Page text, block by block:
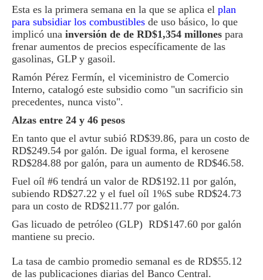
Esta es la primera semana en la que se aplica el plan
para subsidiar los combustibles de uso básico, lo que
implicó una inversión de de RD$1,354 millones para
frenar aumentos de precios específicamente de las
gasolinas, GLP y gasoil.
Ramón Pérez Fermín, el viceministro de Comercio
Interno, catalogó este subsidio como "un sacrificio sin
precedentes, nunca visto".
Alzas entre 24 y 46 pesos
En tanto que el avtur subió RD$39.86, para un costo de
RD$249.54 por galón. De igual forma, el kerosene
RD$284.88 por galón, para un aumento de RD$46.58.
Fuel oíl #6 tendrá un valor de RD$192.11 por galón,
subiendo RD$27.22 y el fuel oíl 1%S sube RD$24.73
para un costo de RD$211.77 por galón.
Gas licuado de petróleo (GLP) RD$147.60 por galón
mantiene su precio.
La tasa de cambio promedio semanal es de RD$55.12
de las publicaciones diarias del Banco Central.